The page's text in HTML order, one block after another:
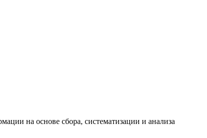
на основе сбора, систематизации и анализа